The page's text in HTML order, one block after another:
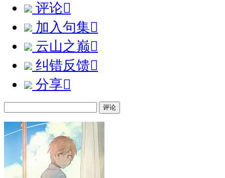
评论
加入句集
云山之巅
纠错反馈
分享
评论